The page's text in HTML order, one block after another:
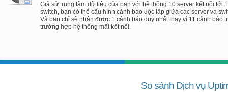
Giả sử trung tâm dữ liệu của bạn với hệ thống 10 server kết nối tới 1
switch, bạn có thể cấu hình cảnh báo độc lập giữa các server và
Và bạn chỉ sẽ nhận được 1 cảnh báo duy nhất thay vì 11 cảnh báo
trường hợp hệ thống mất kết nối.
So sánh Dịch vụ